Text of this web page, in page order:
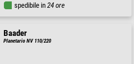
spedibile in24 ore
Baader
Planetario NV 110/220